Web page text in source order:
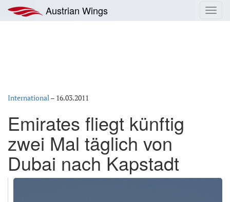
Inhalt
springen
Austrian Wings
International– 16.03.2011
Emirates fliegt künftig
zwei Mal täglich von
Dubai nach Kapstadt